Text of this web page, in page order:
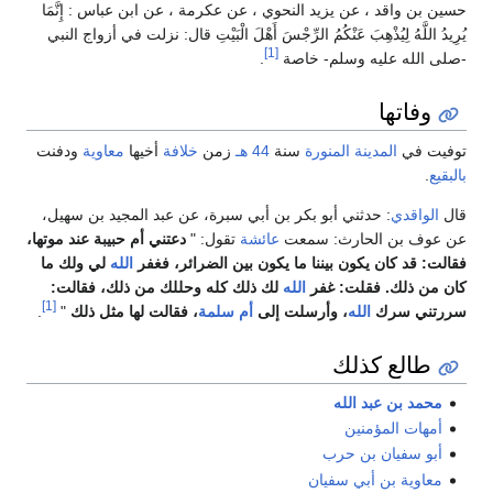
حسين بن واقد ، عن يزيد النحوي ، عن عكرمة ، عن ابن عباس : إِنَّمَا
يُرِيدُ اللَّهُ لِيُذْهِبَ عَنْكُمُ الرِّجْسَ أَهْلَ الْبَيْتِ قال: نزلت في أزواج النبي
-صلى الله عليه وسلم- خاصة [1]
وفاتها
توفيت في المدينة المنورة سنة 44 هـ زمن خلافة أخيها معاوية ودفنت
بالبقيع
قال الواقدي: حدثني أبو بكر بن أبي سبرة، عن عبد المجيد بن سهيل،
عن عوف بن الحارث: سمعت عائشة تقول: " دعتني أم حبيبة عند موتها،
فقالت: قد كان يكون بيننا ما يكون بين الضرائر، فغفر
الله لي ولك ما
كان من ذلك. فقلت: غفر
الله لك ذلك كله وحللك من ذلك، فقالت:
سررتني سرك الله، وأرسلت إلى أم سلمة، فقالت لها مثل ذلك "
[1]
طالع كذلك
محمد بن عبد الله
أمهات المؤمنين
أبو سفيان بن حرب
معاوية بن أبي سفيان